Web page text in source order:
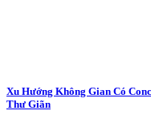
Xu Hướng Không Gian Có
Thư Giãn